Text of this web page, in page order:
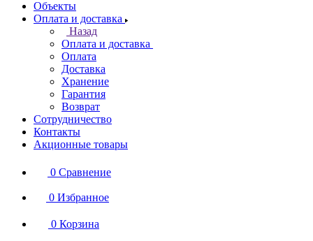
Объекты
Оплата и доставка
Назад
Оплата и доставка
Оплата
Доставка
Хранение
Гарантия
Возврат
Сотрудничество
Контакты
Акционные товары
0 Сравнение
0 Избранное
0 Корзина